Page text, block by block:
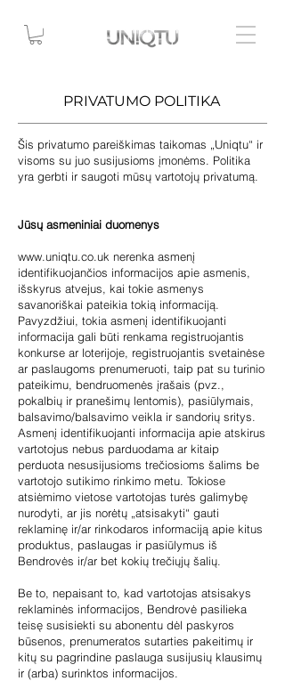
PRIVATUMO POLITIKA
Šis privatumo pareiškimas taikomas „Uniqtu“ ir
visoms su juo susijusioms įmonėms. Politika
yra gerbti ir saugoti mūsų vartotojų privatumą.
Jūsų asmeniniai duomenys
www.uniqtu.co.uk nerenka asmenį
identifikuojančios informacijos apie asmenis,
išskyrus atvejus, kai tokie asmenys
savanoriškai pateikia tokią informaciją.
Pavyzdžiui, tokia asmenį identifikuojanti
informacija gali būti renkama registruojantis
konkurse ar loterijoje, registruojantis svetainėse
ar paslaugoms prenumeruoti, taip pat su turinio
pateikimu, bendruomenės įrašais (pvz.,
pokalbių ir pranešimų lentomis), pasiūlymais,
balsavimo/balsavimo veikla ir sandorių sritys.
Asmenį identifikuojanti informacija apie atskirus
vartotojus nebus parduodama ar kitaip
perduota nesusijusioms trečiosioms šalims be
vartotojo sutikimo rinkimo metu. Tokiose
atsiėmimo vietose vartotojas turės galimybę
nurodyti, ar jis norėtų „atsisakyti“ gauti
reklaminę ir/ar rinkodaros informaciją apie kitus
produktus, paslaugas ir pasiūlymus iš
Bendrovės ir/ar bet kokių trečiųjų šalių.
Be to, nepaisant to, kad vartotojas atsisakys
reklaminės informacijos, Bendrovė pasilieka
teisę susisiekti su abonentu dėl paskyros
būsenos, prenumeratos sutarties pakeitimų ir
kitų su pagrindine paslauga susijusių klausimų
ir (arba) surinktos informacijos.